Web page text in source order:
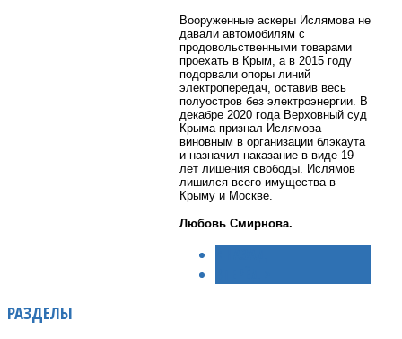
Вооруженные аскеры Ислямова не
давали автомобилям с
продовольственными товарами
проехать в Крым, а в 2015 году
подорвали опоры линий
электропередач, оставив весь
полуостров без электроэнергии. В
декабре 2020 года Верховный суд
Крыма признал Ислямова
виновным в организации блэкаута
и назначил наказание в виде 19
лет лишения свободы. Ислямов
лишился всего имущества в
Крыму и Москве.
Любовь Смирнова.
РАЗДЕЛЫ